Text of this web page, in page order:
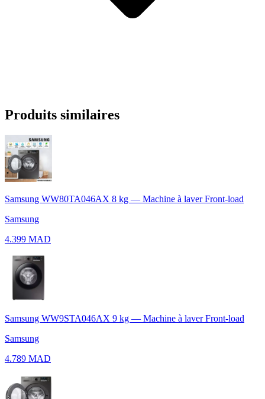
Produits similaires
Samsung WW80TA046AX 8 kg — Machine à laver Front-load
Samsung
4.399 MAD
Samsung WW9STA046AX 9 kg — Machine à laver Front-load
Samsung
4.789 MAD